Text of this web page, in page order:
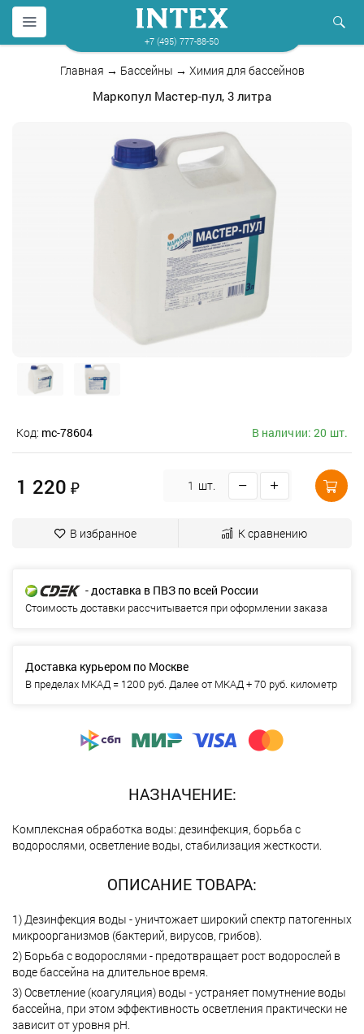
+7 (495) 777-88-50
Главная → Бассейны → Химия для бассейнов
Маркопул Мастер-пул, 3 литра
Код: mc-78604 В наличии: 20 шт.
1 220 ₽ шт.
В избранное К сравнению
- доставка в ПВЗ по всей России
Стоимость доставки рассчитывается при оформлении заказа
Доставка курьером по Москве
В пределах МКАД = 1200 руб. Далее от МКАД + 70 руб. километр
НАЗНАЧЕНИЕ:
Комплексная обработка воды: дезинфекция, борьба с
водорослями, осветление воды, стабилизация жесткости.
ОПИСАНИЕ ТОВАРА:
1) Дезинфекция воды - уничтожает широкий спектр патогенных
микроорганизмов (бактерий, вирусов, грибов).
2) Борьба с водорослями - предотвращает рост водорослей в
воде бассейна на длительное время.
3) Осветление (коагуляция) воды - устраняет помутнение воды
бассейна, при этом эффективность осветления практически не
зависит от уровня рН.